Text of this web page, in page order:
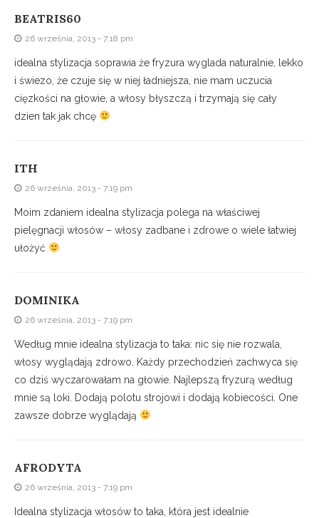
BEATRIS60
26 września, 2013 - 7:18 pm
idealna stylizacja soprawia że fryzura wyglada naturalnie, lekko
i świezo, że czuje się w niej ładniejsza, nie mam uczucia
cięzkości na głowie, a włosy błyszczą i trzymają się cały
dzien tak jak chcę
ITH
26 września, 2013 - 7:19 pm
Moim zdaniem idealna stylizacja polega na właściwej
pielęgnacji włosów – włosy zadbane i zdrowe o wiele łatwiej
ułożyć
DOMINIKA
26 września, 2013 - 7:19 pm
Według mnie idealna stylizacja to taka: nic się nie rozwala,
włosy wyglądają zdrowo. Każdy przechodzień zachwyca się
co dziś wyczarowałam na głowie. Najlepszą fryzurą według
mnie są loki. Dodają polotu strojowi i dodają kobiecości. One
zawsze dobrze wyglądają
AFRODYTA
26 września, 2013 - 7:19 pm
Idealna stylizacja włosów to taka, która jest idealnie